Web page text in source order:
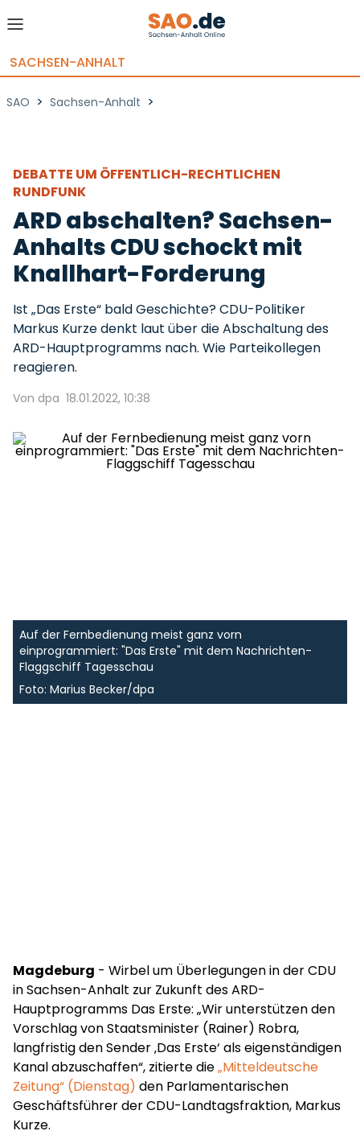
SACHSEN-ANHALT
SAO > Sachsen-Anhalt >
DEBATTE UM ÖFFENTLICH-RECHTLICHEN
RUNDFUNK
ARD abschalten? Sachsen-
Anhalts CDU schockt mit
Knallhart-Forderung
Ist „Das Erste“ bald Geschichte? CDU-Politiker
Markus Kurze denkt laut über die Abschaltung des
ARD-Hauptprogramms nach. Wie Parteikollegen
reagieren.
Von dpa 18.01.2022, 10:38
Auf der Fernbedienung meist ganz vorn
einprogrammiert: "Das Erste" mit dem Nachrichten-
Flaggschiff Tagesschau
Foto: Marius Becker/dpa
Magdeburg - Wirbel um Überlegungen in der CDU
in Sachsen-Anhalt zur Zukunft des ARD-
Hauptprogramms Das Erste: „Wir unterstützen den
Vorschlag von Staatsminister (Rainer) Robra,
langfristig den Sender ‚Das Erste‘ als eigenständigen
Kanal abzuschaffen“, zitierte die„Mitteldeutsche
Zeitung“ (Dienstag) den Parlamentarischen
Geschäftsführer der CDU-Landtagsfraktion, Markus
Kurze.